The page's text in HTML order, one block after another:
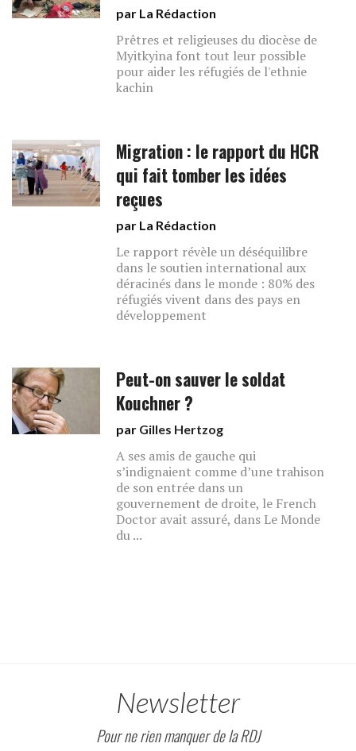
par La Rédaction
Prêtres et religieuses du diocèse de
Myitkyina font tout leur possible
pour aider les réfugiés de l'ethnie
kachin
Migration : le rapport du HCR
qui fait tomber les idées
reçues
par La Rédaction
Le rapport révèle un déséquilibre
dans le soutien international aux
déracinés dans le monde : 80% des
réfugiés vivent dans des pays en
développement
Peut-on sauver le soldat
Kouchner ?
par Gilles Hertzog
A ses amis de gauche qui
s’indignaient comme d’une trahison
de son entrée dans un
gouvernement de droite, le French
Doctor avait assuré, dans Le Monde
du ...
Newsletter
Pour ne rien manquer de la RDJ